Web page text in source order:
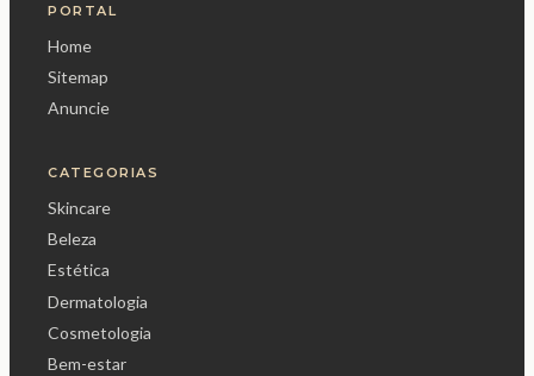
PORTAL
Home
Sitemap
Anuncie
CATEGORIAS
Skincare
Beleza
Estética
Dermatologia
Cosmetologia
Bem-estar